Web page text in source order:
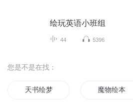
绘玩英语小班组
44 5396
您是不是在找：
天书绘梦 魔物绘本